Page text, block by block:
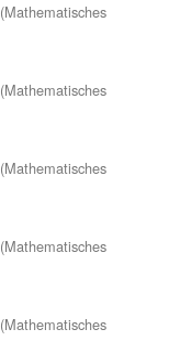
(Mathematisches
(Mathematisches
(Mathematisches
(Mathematisches
(Mathematisches